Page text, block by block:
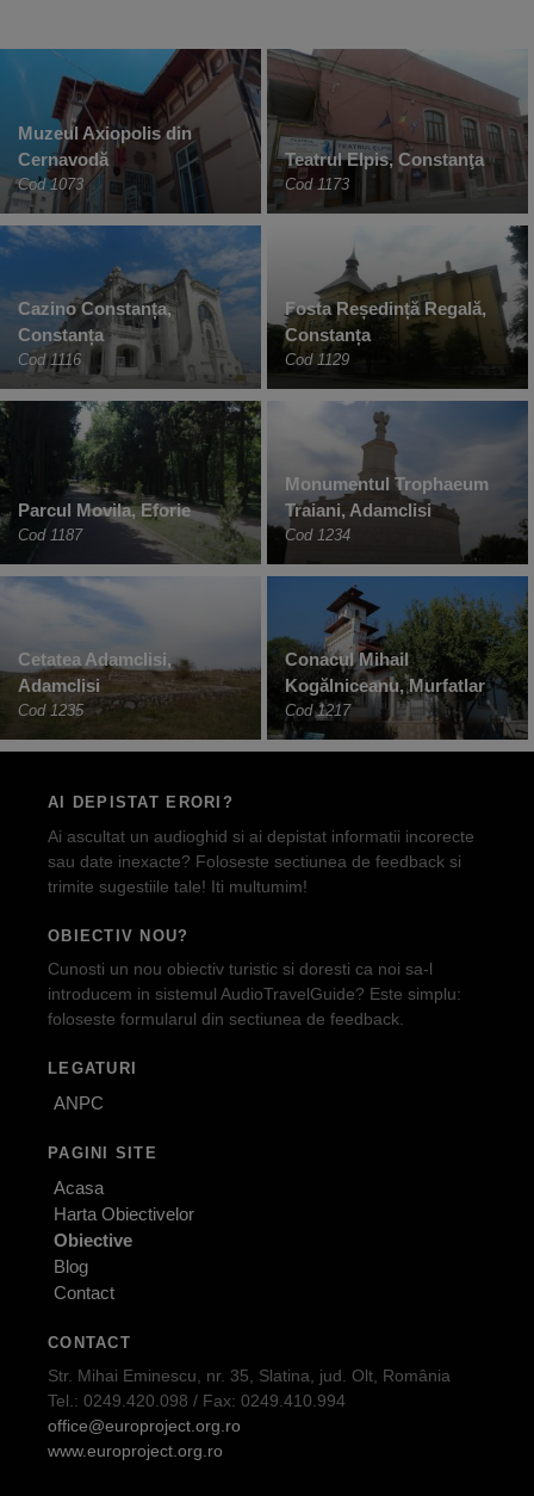
Muzeul Axiopolis din
Cernavodă
Cod 1073
Teatrul Elpis, Constanţa
Cod 1173
Cazino Constanța,
Constanța
Cod 1116
Fosta Reședință Regală,
Constanța
Cod 1129
Parcul Movila, Eforie
Cod 1187
Monumentul Trophaeum
Traiani, Adamclisi
Cod 1234
Cetatea Adamclisi,
Adamclisi
Cod 1235
Conacul Mihail
Kogălniceanu, Murfatlar
Cod 1217
AI DEPISTAT ERORI?
Ai ascultat un audioghid si ai depistat informatii incorecte
sau date inexacte? Foloseste sectiunea de feedback si
trimite sugestiile tale! Iti multumim!
OBIECTIV NOU?
Cunosti un nou obiectiv turistic si doresti ca noi sa-l
introducem in sistemul AudioTravelGuide? Este simplu:
foloseste formularul din sectiunea de feedback.
LEGATURI
ANPC
PAGINI SITE
Acasa
Harta Obiectivelor
Obiective
Blog
Contact
CONTACT
Str. Mihai Eminescu, nr. 35, Slatina, jud. Olt, România
Tel.: 0249.420.098 / Fax: 0249.410.994
office@europroject.org.ro
www.europroject.org.ro